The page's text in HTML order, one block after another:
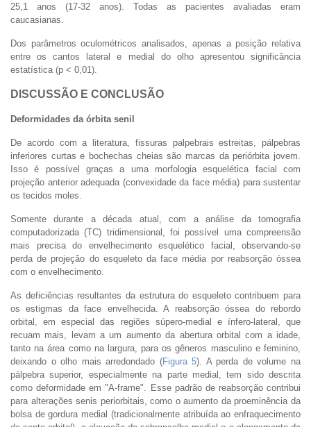
25,1 anos (17-32 anos). Todas as pacientes avaliadas eram
caucasianas.
Dos parâmetros oculométricos analisados, apenas a posição relativa
entre os cantos lateral e medial do olho apresentou significância
estatística (p < 0,01).
DISCUSSÃO E CONCLUSÃO
Deformidades da órbita senil
De acordo com a literatura, fissuras palpebrais estreitas, pálpebras
inferiores curtas e bochechas cheias são marcas da periórbita jovem.
Isso é possível graças a uma morfologia esquelética facial com
projeção anterior adequada (convexidade da face média) para sustentar
os tecidos moles.
Somente durante a década atual, com a análise da tomografia
computadorizada (TC) tridimensional, foi possível uma compreensão
mais precisa do envelhecimento esquelético facial, observando-se
perda de projeção do esqueleto da face média por reabsorção óssea
com o envelhecimento.
As deficiências resultantes da estrutura do esqueleto contribuem para
os estigmas da face envelhecida. A reabsorção óssea do rebordo
orbital, em especial das regiões súpero-medial e ínfero-lateral, que
recuam mais, levam a um aumento da abertura orbital com a idade,
tanto na área como na largura, para os gêneros masculino e feminino,
deixando o olho mais arredondado (Figura 5). A perda de volume na
pálpebra superior, especialmente na parte medial, tem sido descrita
como deformidade em "A-frame". Esse padrão de reabsorção contribui
para alterações senis periorbitais, como o aumento da proeminência da
bolsa de gordura medial (tradicionalmente atribuída ao enfraquecimento